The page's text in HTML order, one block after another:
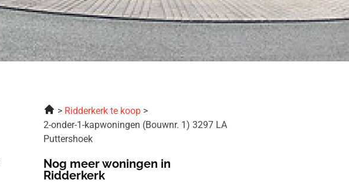
Ridderkerk te koop
2-onder-1-kapwoningen (Bouwnr. 1) 3297 LA
Puttershoek
Nog meer woningen in
Ridderkerk